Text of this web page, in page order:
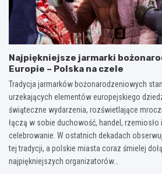
Najpiękniejsze jarmarki
Europie – Polska na czele
Tradycja jarmarków bożonarodzeniowych
urzekających elementów europejskiego
świąteczne wydarzenia, rozświetlające
łączą w sobie duchowość, handel,
celebrowanie. W ostatnich dekadach
tej tradycji, a polskie miasta coraz śmielej
najpiękniejszych organizatorów…